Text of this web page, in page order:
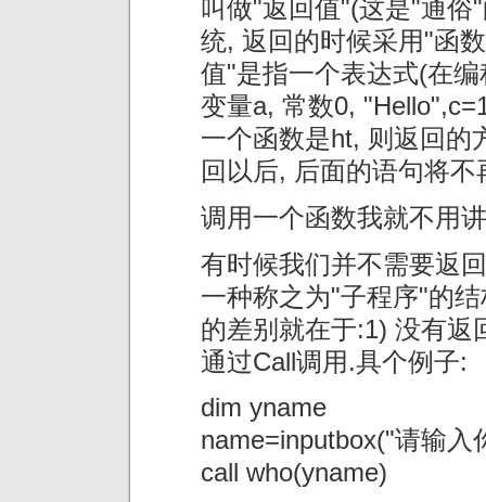
叫做"返回值"(这是"通俗
统, 返回的时候采用"函
值"是指一个表达式(在
变量a, 常数0,
一个函数是ht, 则返回的
回以后, 后面的语句将不
调用一个函数我就不用
有时候我们并不需要返
一种称之为"子程序"的
的差别就在于:1) 没有返
通过Call调用.具个例子:
dim yname
name=inputbox("请输入
call who(yname)